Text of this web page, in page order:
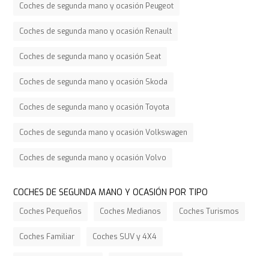
Coches de segunda mano y ocasión Peugeot
Coches de segunda mano y ocasión Renault
Coches de segunda mano y ocasión Seat
Coches de segunda mano y ocasión Skoda
Coches de segunda mano y ocasión Toyota
Coches de segunda mano y ocasión Volkswagen
Coches de segunda mano y ocasión Volvo
COCHES DE SEGUNDA MANO Y OCASIÓN POR TIPO
Coches Pequeños Coches Medianos Coches Turismos
Coches Familiar Coches SUV y 4X4